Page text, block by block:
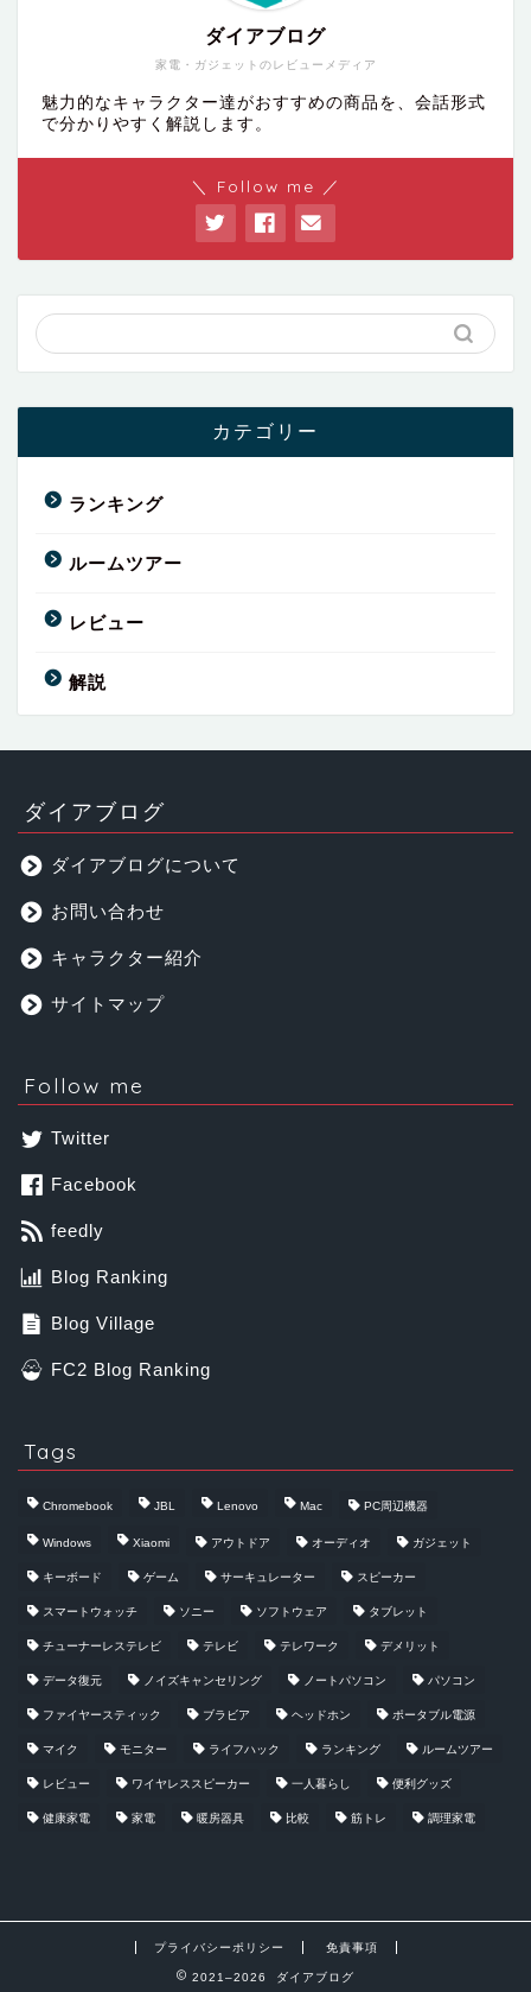
家電・ガジェットのレビューメディア
ダイアブログ
魅力的なキャラクター達がおすすめの商品を、会話形式
で分かりやすく解説します。
＼ Follow me ／
カテゴリー
ランキング
ルームツアー
レビュー
解説
ダイアブログ
ダイアブログについて
お問い合わせ
キャラクター紹介
サイトマップ
Follow me
Twitter
Facebook
feedly
Blog Ranking
Blog Village
FC2 Blog Ranking
Tags
Chromebook JBL Lenovo Mac PC周辺機器
Windows Xiaomi アウトドア オーディオ ガジェット
キーボード ゲーム サーキュレーター スピーカー
スマートウォッチ ソニー ソフトウェア タブレット
チューナーレステレビ テレビ テレワーク デメリット
データ復元 ノイズキャンセリング ノートパソコン パソコン
ファイヤースティック ブラビア ヘッドホン ポータブル電源
マイク モニター ライフハック ランキング ルームツアー
レビュー ワイヤレススピーカー 一人暮らし 便利グッズ
健康家電 家電 暖房器具 比較 筋トレ 調理家電
プライバシーポリシー 免責事項
2021–2026 ダイアブログ